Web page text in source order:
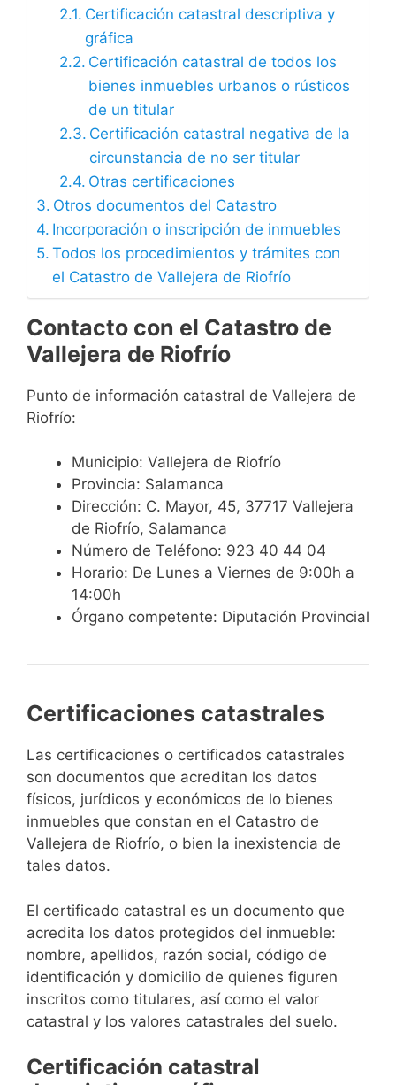
Certificación catastral descriptiva y
gráfica
Certificación catastral de todos los
bienes inmuebles urbanos o rústicos
de un titular
Certificación catastral negativa de la
circunstancia de no ser titular
Otras certificaciones
Otros documentos del Catastro
Incorporación o inscripción de inmuebles
Todos los procedimientos y trámites con
el Catastro de Vallejera de Riofrío
Contacto con el Catastro de
Vallejera de Riofrío
Punto de información catastral de Vallejera de
Riofrío:
Municipio: Vallejera de Riofrío
Provincia: Salamanca
Dirección: C. Mayor, 45, 37717 Vallejera
de Riofrío, Salamanca
Número de Teléfono: 923 40 44 04
Horario: De Lunes a Viernes de 9:00h a
14:00h
Órgano competente: Diputación Provincial
Certificaciones catastrales
Las certificaciones o certificados catastrales
son documentos que acreditan los datos
físicos, jurídicos y económicos de lo bienes
inmuebles que constan en el Catastro de
Vallejera de Riofrío, o bien la inexistencia de
tales datos.
El certificado catastral es un documento que
acredita los datos protegidos del inmueble:
nombre, apellidos, razón social, código de
identificación y domicilio de quienes figuren
inscritos como titulares, así como el valor
catastral y los valores catastrales del suelo.
Certificación catastral